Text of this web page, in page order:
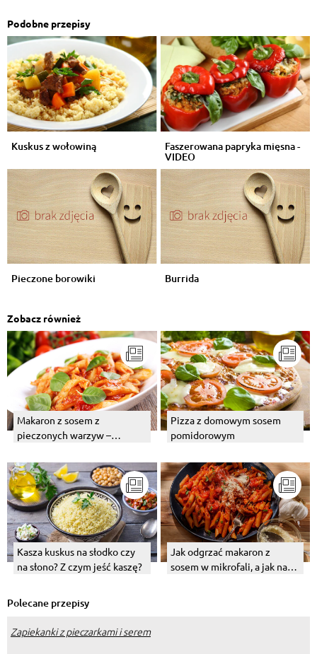
Podobne przepisy
Kuskus z wołowiną Faszerowana papryka mięsna -
VIDEO
Pieczone borowiki Burrida
Zobacz również
Makaron z sosem z
pieczonych warzyw –
sos?
Pizza z domowym sosem
pomidorowym
Kasza kuskus na słodko czy
na słono? Z czym jeść kaszę?
Jak odgrzać makaron z
sosem w mikrofali, a jak na
Polecane przepisy
Zapiekanki z pieczarkami i serem